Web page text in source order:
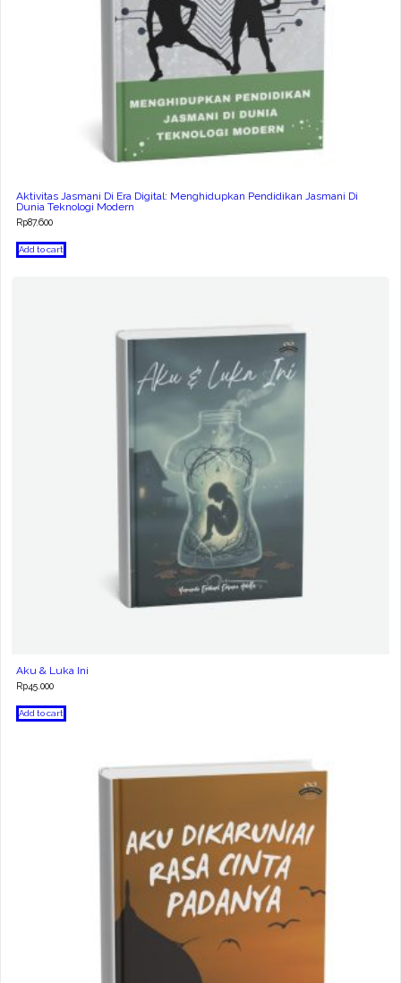
Aktivitas Jasmani Di Era Digital: Menghidupkan Pendidikan Jasmani Di
Dunia Teknologi Modern
Rp87.600
Add to cart
Aku & Luka Ini
Rp45.000
Add to cart